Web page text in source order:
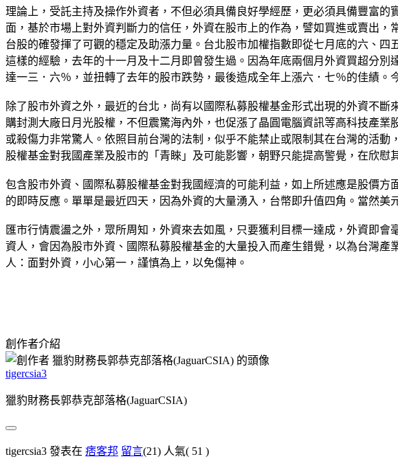
理論上，受託主持及操作外資者，不但必須具備良好學經歷，更必須具備豐富
面，基於市場上對外資判斷力的信任，外資在股市上的作為，譬如買進或賣出
台股的確發揮了可觀的穩定及助漲力量。台北股市加權指數即從七月底的六、
這樣的經驗，去年的十一月及十二月即曾發生過。因為年底兩個月外資買超分
達一三．六％，並扭轉了去年的股市跌勢，最後造成全年上漲六．七％的佳績
除了股市外資之外，最近的台北，尚有以國際私募股權基金形式出現的外資不
購封測大廠日月光股權，不但震驚海內外，也促漲了晶圓電腦資訊等高科技產
或殺傷力非常驚人。依照目前台灣的法制，似乎不能禁止或限制其在台灣的活
股權基金對我國產業及股市的「青睞」及可能影響，朝野只能提高警覺，在欣慰
包含股市外資、國際私募股權基金對我國經濟的可能利益，如上所述應是股價
的即時反應。單單是最近四天，因為外資的大量湧入，台幣即升值四角。當然
匯市行情震盪之外，眾所周知，外資來去如風，只要獲利目標一達成，外資即
資人，會因為股市外資、國際私募股權基金的大量投入而產生錯覺，以為台灣
人：面對外資，小心第一，謹慎為上，以免傷神。
創作者介紹
tigercsia3
獵豹財務長郭恭克部落格(JaguarCSIA)
tigercsia3 發表在 痞客邦 留言(21) 人氣( 51 )